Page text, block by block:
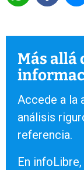
Más allá
Accede a la
análisis
referencia.
En